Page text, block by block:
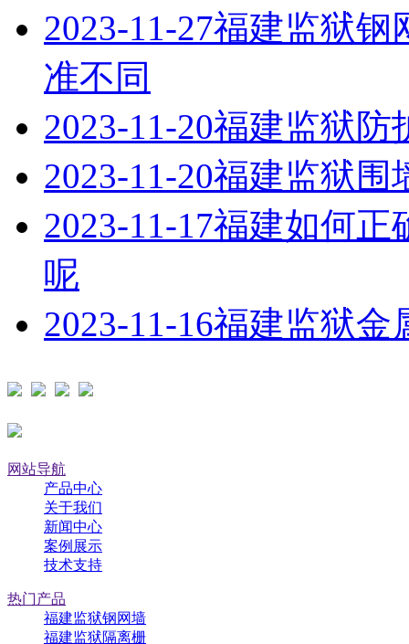
2023-11-27福建监狱钢
准不同
2023-11-20福建监狱防
2023-11-20福建监狱围
2023-11-17福建如何正
呢
2023-11-16福建监狱金
网站导航
产品中心
关于我们
新闻中心
案例展示
技术支持
热门产品
福建监狱钢网墙
福建监狱隔离栅